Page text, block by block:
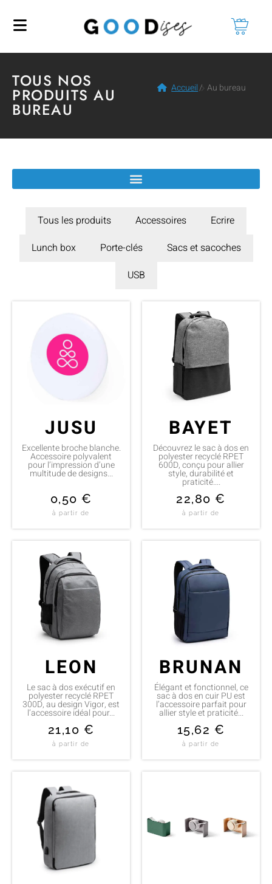
TOUS NOS
PRODUITS AU
BUREAU
Accueil/ Au bureau
Tous les produits Accessoires
Ecrire
Lunch box
Porte-clés
Sacs et sacoches
USB
JUSU
Excellente broche blanche.
Accessoire polyvalent
pour l’impression d’une
multitude de designs...
0,50 €
à partir de
BAYET
Découvrez le sac à dos en
polyester recyclé RPET
600D, conçu pour allier
style, durabilité et
praticité....
22,80€
à partir de
LEON
Le sac à dos exécutif en
polyester recyclé RPET
300D, au design Vigor, est
l’accessoire idéal pour...
21,10 €
à partir de
BRUNAN
Élégant et fonctionnel, ce
sac à dos en cuir PU est
l’accessoire parfait pour
allier style et praticité...
15,62 €
à partir de